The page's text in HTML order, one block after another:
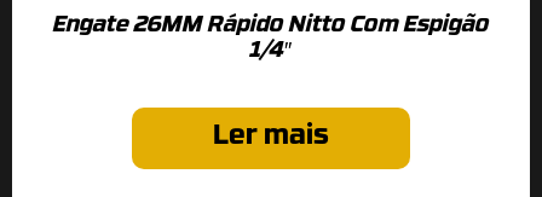
Engate 26MM Rápido Nitto Com Espigão
1/4″
Ler mais